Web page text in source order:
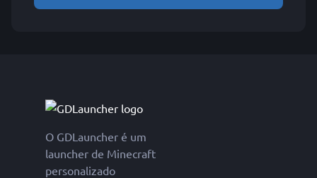
O GDLauncher é um
launcher de Minecraft
personalizado